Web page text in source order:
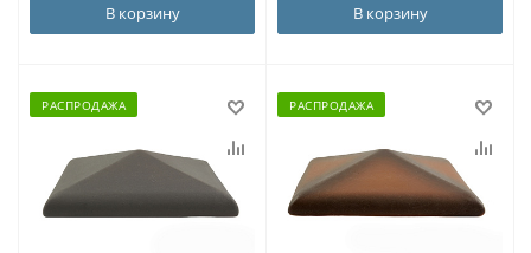
В корзину В корзину
РАСПРОДАЖА РАСПРОДАЖА